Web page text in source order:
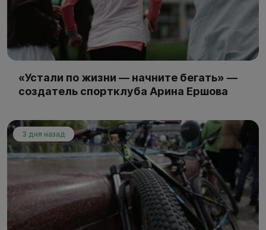
«Устали по жизни — начните бегать» —
создатель спортклуба Арина Ершова
3 дня назад